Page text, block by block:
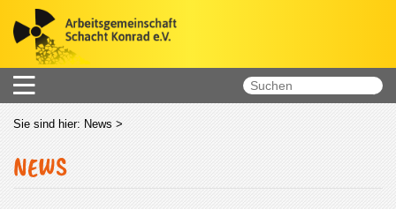
Sie sind hier: News >
NEWS